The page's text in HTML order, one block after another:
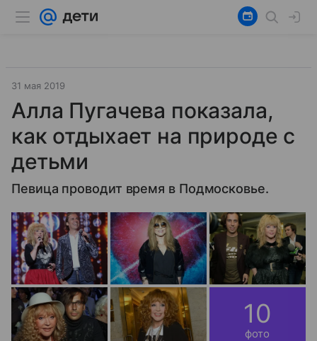
31 мая 2019
Алла Пугачева показала,
как отдыхает на природе с
детьми
Певица проводит время в Подмосковье.
10
фото